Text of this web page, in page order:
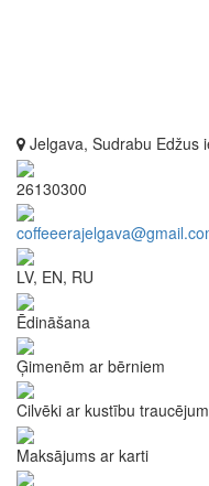
Jelgava, Sudrabu Edžus
26130300
LV, EN, RU
Ēdināšana
Ģimenēm ar bērniem
Cilvēki ar kustību
Maksājums ar karti